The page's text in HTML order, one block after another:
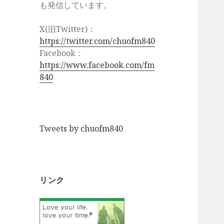
も発信しています。
X(旧Twitter)：
https://twitter.com/chuofm840
Facebook：
https://www.facebook.com/fm
840
Tweets by chuofm840
リンク